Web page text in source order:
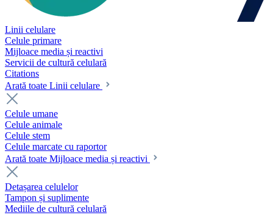
Linii celulare
Celule primare
Mijloace media și reactivi
Servicii de cultură celulară
Citations
Arată toate Linii celulare
Celule umane
Celule animale
Celule stem
Celule marcate cu raportor
Arată toate Mijloace media și reactivi
Detașarea celulelor
Tampon și suplimente
Mediile de cultură celulară